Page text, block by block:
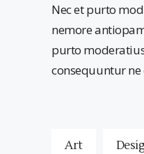
Nec et purto
nemore
purto
consequuntur ne
Art